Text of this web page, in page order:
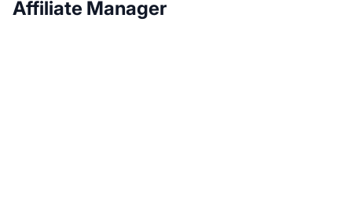
Affiliate Manager